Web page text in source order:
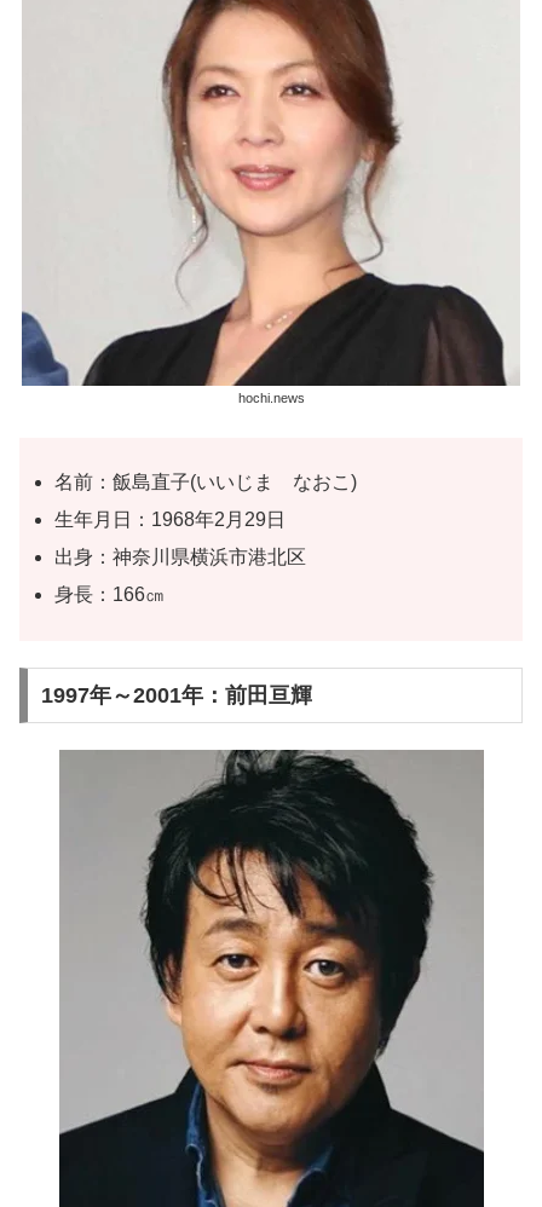
hochi.news
名前：飯島直子(いいじま なおこ)
生年月日：1968年2月29日
出身：神奈川県横浜市港北区
身長：166㎝
1997年～2001年：前田亘輝